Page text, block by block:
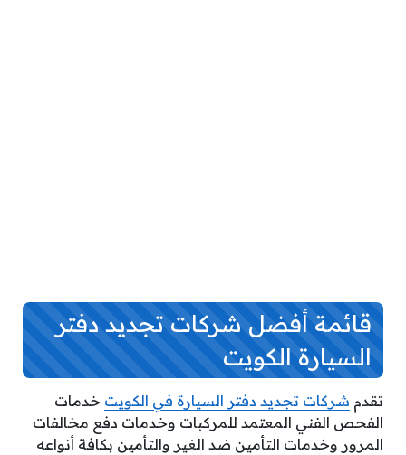
قائمة أفضل شركات تجديد دفتر
السيارة الكويت
تقدم شركات تجديد دفتر السيارة في الكويت خدمات
الفحص الفني المعتمد للمركبات وخدمات دفع مخالفات
المرور وخدمات التأمين ضد الغير والتأمين بكافة أنواعه